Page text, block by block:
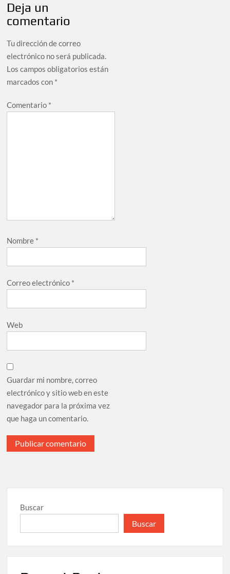
Deja un
comentario
Tu dirección de correo
electrónico no será publicada.
Los campos obligatorios están
marcados con *
Comentario *
Nombre *
Correo electrónico *
Web
Guardar mi nombre, correo
electrónico y sitio web en este
navegador para la próxima vez
que haga un comentario.
Buscar
Buscar